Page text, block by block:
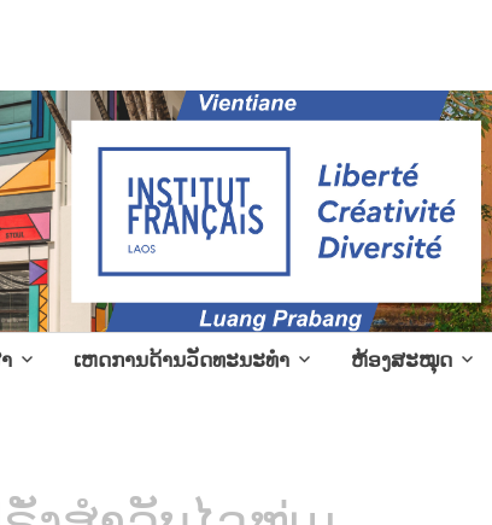
events in Laos
ເຫດການດ້ານວັດທະນະທຳ ຫ້ອງສະໝຸດ